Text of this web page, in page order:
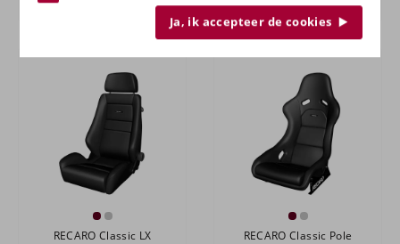
Ja, ik accepteer de cookies
RECARO Classic LX
RECARO Classic Pole